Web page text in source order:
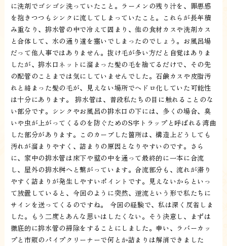
に洗剤でゴシゴシ洗っていたこと。ラーメンの残り汁を、罪悪感
を抱きつつもシンクに流してしまっていたこと。これらが長年積
み重なり、排水管の中で冷えて固まり、他の食材カスや洗剤カス
と合体して、水の通り道を塞いでしまったのでしょう。お風呂場
だって他人事ではありません。抜け毛が多い方だと自覚はありま
したが、排水口ネットに溜まった髪の毛を捨てるだけで、その先
の配管のことまでは気にしていませんでした。石鹸カスや皮脂汚
れと絡まった髪の毛が、見えない場所でヘドロ化していた可能性
は十分にあります。 排水管は、普段私たちの目に触れることのな
い部分です。シンクやお風呂の排水口の下には、多くの場合、臭
いや虫が上がってくるのを防ぐためのS字トラップと呼ばれる湾曲
した部分があります。このカーブした箇所は、構造上どうしても
汚れが溜まりやすく、詰まりの原因となりやすいのです。さら
に、家中の排水管は床下や壁の中を通って最終的に一本に合流
し、屋外の排水桝へと繋がっています。合流部分も、流れが滞り
やすく詰まりが発生しやすいポイントです。見えないからといっ
て放置していると、今回のように突然、逆流という形で私たちに
サインを送ってくるのですね。 今回の経験で、私は深く反省しま
した。もう二度とあんな思いはしたくない。そう決意し、まずは
徹底的に排水管の掃除をすることにしました。幸い、ラバーカッ
プと市販のパイプクリーナーで何とか詰まりは解消できました